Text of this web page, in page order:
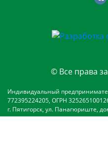
© Все права
Индивидуальный
772395224205, ОГРН
г. Пятигорск, ул. Панагюриште,